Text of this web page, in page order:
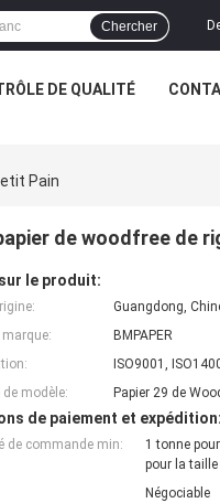
Chercher
DE QUALITÉ
Pain
de woodfree de
le produit:
Guangdong,
marque:
BMPAPER
ISO9001,
de modèle:
Papier 29 de
de paiement et expédition:
de commande min:
1 tonne
pour la
Négociable